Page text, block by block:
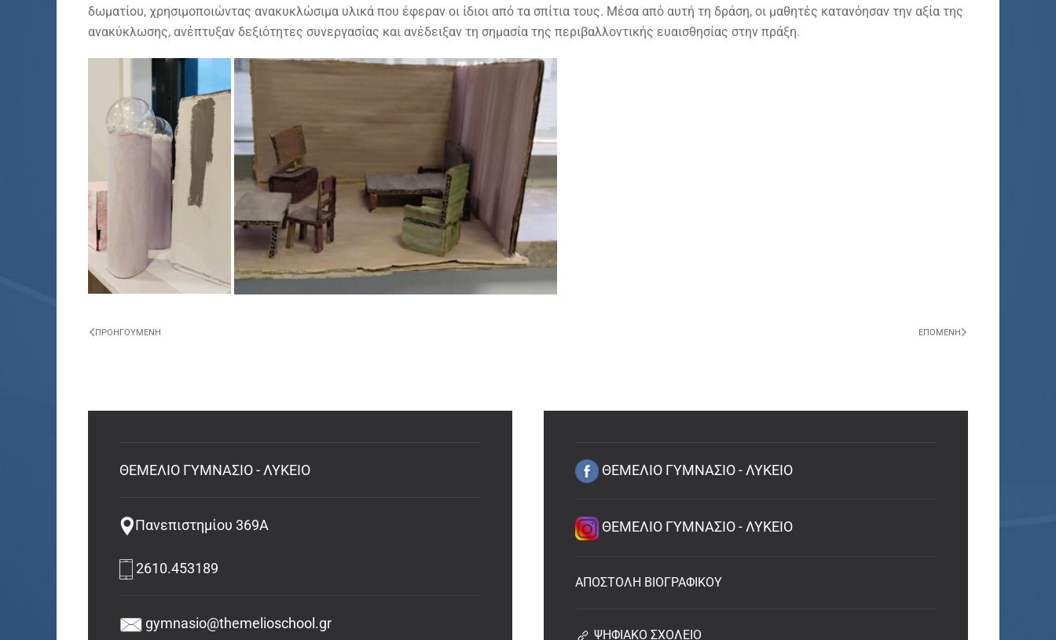
δωματίου, χρησιμοποιώντας ανακυκλώσιμα υλικά που έφεραν οι ίδιοι από τα σπίτια τους. Μέσα από αυτή τη δράση, οι μαθητές κατανόησαν την αξία της
ανακύκλωσης, ανέπτυξαν δεξιότητες συνεργασίας και ανέδειξαν τη σημασία της περιβαλλοντικής ευαισθησίας στην πράξη.
ΠΡΟΗΓΟΎΜΕΝΗ ΕΠΌΜΕΝΗ
ΘΕΜΕΛΙΟ ΓΥΜΝΑΣΙΟ - ΛΥΚΕΙΟ
Πανεπιστημίου 369Α
2610.453189
gymnasio@themelioschool.gr
ΘΕΜΕΛΙΟ ΓΥΜΝΑΣΙΟ - ΛΥΚΕΙΟ
ΘΕΜΕΛΙΟ ΓΥΜΝΑΣΙΟ - ΛΥΚΕΙΟ
ΑΠΟΣΤΟΛΗ ΒΙΟΓΡΑΦΙΚΟΥ
ΨΗΦΙΑΚΟ ΣΧΟΛΕΙΟ